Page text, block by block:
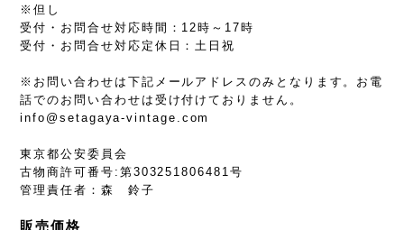
※但し
受付・お問合せ対応時間：12時～17時
受付・お問合せ対応定休日：土日祝
※お問い合わせは下記メールアドレスのみとなります。お電
話でのお問い合わせは受け付けておりません。
info@setagaya-vintage.com
東京都公安委員会
古物商許可番号:第303251806481号
管理責任者：森 鈴子
販売価格